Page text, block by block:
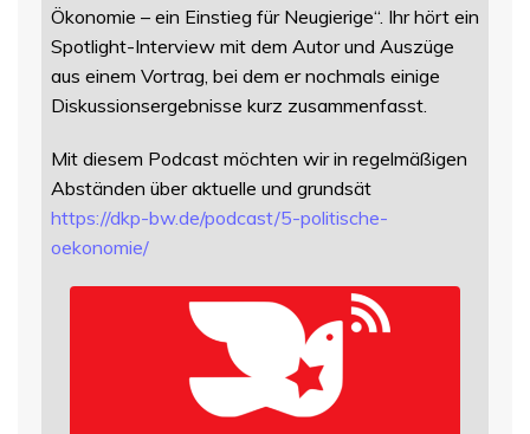
Ökonomie – ein Einstieg für Neugierige“. Ihr hört ein
Spotlight-Interview mit dem Autor und Auszüge
aus einem Vortrag, bei dem er nochmals einige
Diskussionsergebnisse kurz zusammenfasst.
Mit diesem Podcast möchten wir in regelmäßigen
Abständen über aktuelle und grundsät
https://dkp-bw.de/podcast/5-politische-
oekonomie/